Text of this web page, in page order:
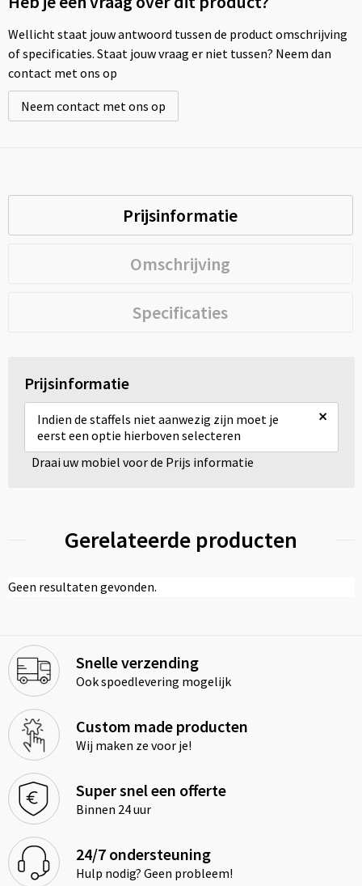
Wellicht staat jouw antwoord tussen de product omschrijving
of specificaties. Staat jouw vraag er niet tussen? Neem dan
contact met ons op
Neem contact met ons op
Prijsinformatie
Omschrijving
Specificaties
Prijsinformatie
Indien de staffels niet aanwezig zijn moet je
eerst een optie hierboven selecteren
×
Draai uw mobiel voor de Prijs informatie
Gerelateerde producten
Geen resultaten gevonden.
Snelle verzending
Ook spoedlevering mogelijk
Custom made producten
Wij maken ze voor je!
Super snel een offerte
Binnen 24 uur
24/7 ondersteuning
Hulp nodig? Geen probleem!